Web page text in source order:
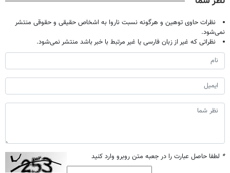
نظرات حاوی توهین و هرگونه نسبت ناروا به اشخاص حقیقی و حقوقی منتشر
نمی‌شود.
نظراتی که غیر از زبان فارسی یا غیر مرتبط با خبر باشد منتشر نمی‌شود.
* لطفا حاصل عبارت را در جعبه متن روبرو وارد کنید